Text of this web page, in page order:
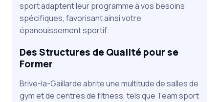
sport adaptent leur programme à vos besoins
spécifiques, favorisant ainsi votre
épanouissement sportif.
Des Structures de Qualité pour se
Former
Brive-la-Gaillarde abrite une multitude de salles de
gym et de centres de fitness, tels que Team sport